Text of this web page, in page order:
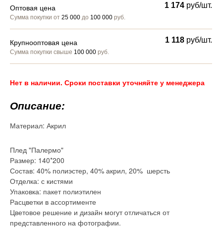
Оптовая цена
Сумма покупки от 25 000 до 100 000 руб.
1 174 руб/шт.
Крупнооптовая цена
Сумма покупки свыше 100 000 руб.
1 118 руб/шт.
Нет в наличии. Сроки поставки уточняйте у менеджера
Описание:
Материал: Акрил
Плед "Палермо"
Размер: 140*200
Состав: 40% полиэстер, 40% акрил, 20% шерсть
Отделка: с кистями
Упаковка: пакет полиэтилен
Расцветки в ассортименте
Цветовое решение и дизайн могут отличаться от
представленного на фотографии.